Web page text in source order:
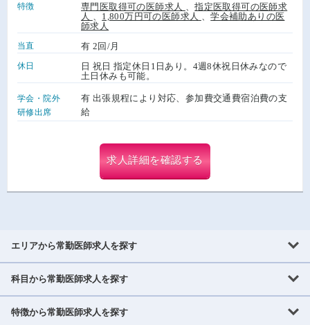
特徴 専門医取得可の医師求人 、指定医取得可の医師求
人
1,800万円可の医師求人 、学会補助ありの医
師求人
当直 有 2回/月
休日
日 祝日 指定休日1日あり。4週8休祝日休みなので
土日休みも可能。
学会・院外
研修出席
有 出張規程により対応、参加費交通費宿泊費の支
給
求人詳細を確認する
エリアから常勤医師求人を探す
北海道・東北
北海道 青森県 岩手県
科目から常勤医師求人を探す
内科系
特徴から常勤医師求人を探す